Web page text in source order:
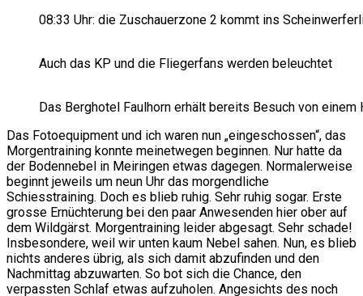
08:33 Uhr: die Zuschauerzone 2 kommt ins
Auch das KP und die Fliegerfans werden beleuchtet
Das Berghotel Faulhorn erhält bereits Besuch von einem
Das Fotoequipment und ich waren nun „eingeschossen“, das
Morgentraining konnte meinetwegen beginnen. Nur hatte da
der Bodennebel in Meiringen etwas dagegen. Normalerweise
beginnt jeweils um neun Uhr das morgendliche
Schiesstraining. Doch es blieb ruhig. Sehr ruhig sogar. Erste
grosse Ernüchterung bei den paar Anwesenden hier ober auf
dem Wildgärst. Morgentraining leider abgesagt. Sehr schade!
Insbesondere, weil wir unten kaum Nebel sahen. Nun, es blieb
nichts anderes übrig, als sich damit abzufinden und den
Nachmittag abzuwarten. So bot sich die Chance, den
verpassten Schlaf etwas aufzuholen. Angesichts des noch